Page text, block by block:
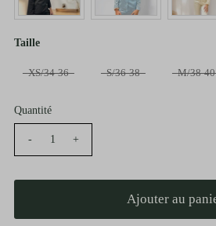
Taille
XS/34-36
S/36-38 M/38-40
Quantité
- +